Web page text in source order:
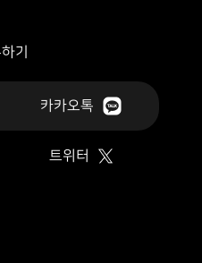
기
카카오톡
트위터